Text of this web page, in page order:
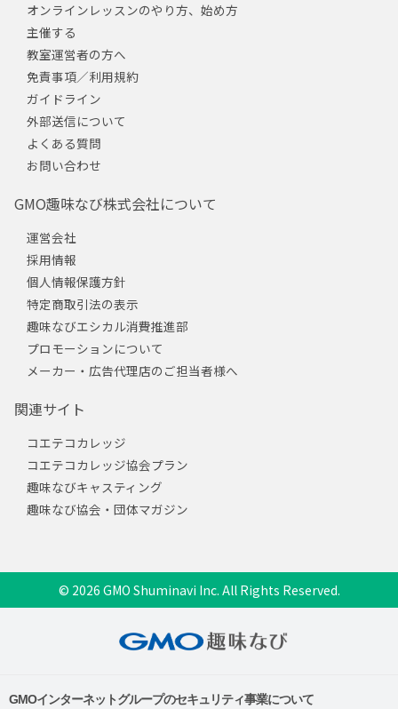
オンラインレッスンのやり方、始め方
主催する
教室運営者の方へ
免責事項／利用規約
ガイドライン
外部送信について
よくある質問
お問い合わせ
GMO趣味なび株式会社について
運営会社
採用情報
個人情報保護方針
特定商取引法の表示
趣味なびエシカル消費推進部
プロモーションについて
メーカー・広告代理店のご担当者様へ
関連サイト
コエテコカレッジ
コエテコカレッジ協会プラン
趣味なびキャスティング
趣味なび協会・団体マガジン
© 2026 GMO Shuminavi Inc. All Rights Reserved.